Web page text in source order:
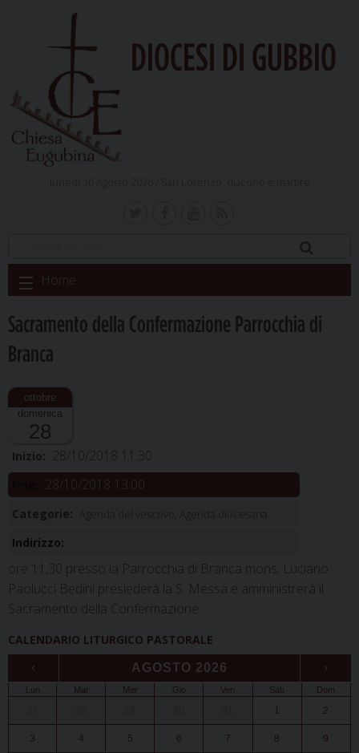
DIOCESI DI GUBBIO
Skip
to
Home
Sacramento della Confermazione Parrocchia di
Branca
domenica
28
Inizio: 28/10/2018 11:30
28/10/2018 13:00
Categorie:
Indirizzo:
ore 11,30 presso la Parrocchia di Branca mons. Luciano
Paolucci Bedini presiederà la S. Messa e amministrerà il
Sacramento della Confermazione
CALENDARIO LITURGICO PASTORALE
‹ AGOSTO 2026 ›
Lun Mar Mer Gio Ven Sab Dom
1 2
3 4 5 6 7 8 9